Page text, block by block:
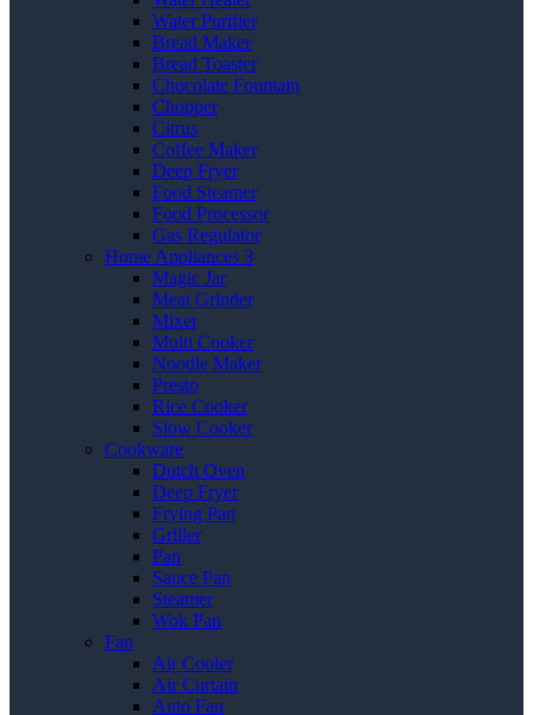
Water Purifier
Bread Maker
Bread Toaster
Chocolate Fountain
Chopper
Citrus
Coffee Maker
Deep Fryer
Food Steamer
Food Processor
Gas Regulator
Home Appliances 3
Magic Jar
Meat Grinder
Mixer
Multi Cooker
Noodle Maker
Presto
Rice Cooker
Slow Cooker
Cookware
Dutch Oven
Deep Fryer
Frying Pan
Griller
Pan
Sauce Pan
Steamer
Wok Pan
Fan
Air Cooler
Air Curtain
Auto Fan